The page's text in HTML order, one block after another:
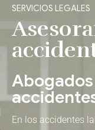
SERVICIOS LEGALES
En los accidentes